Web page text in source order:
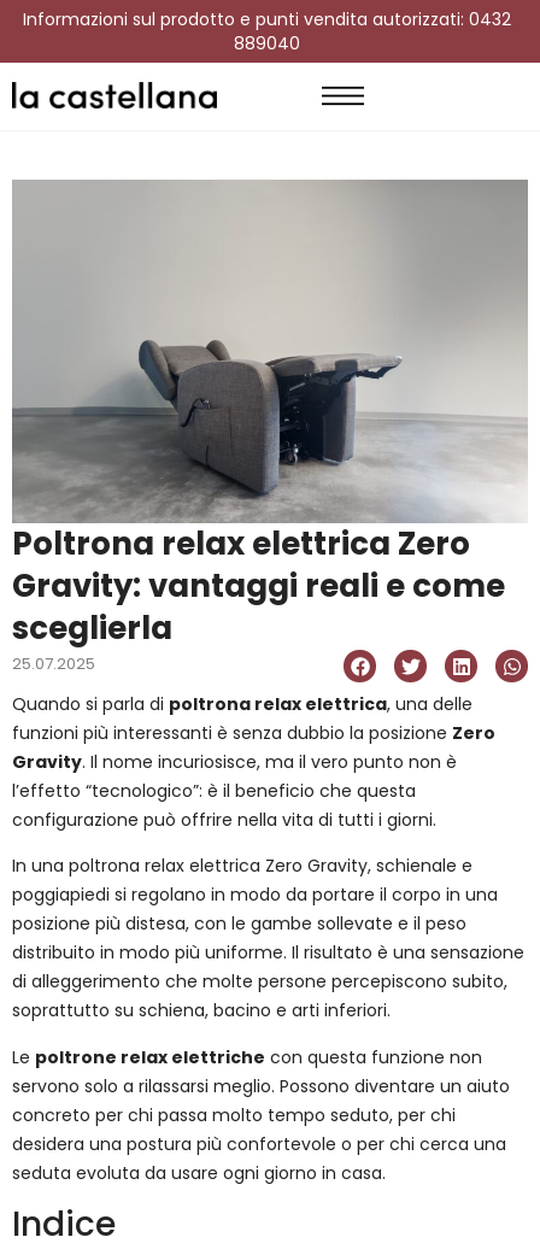
Informazioni sul prodotto e punti vendita autorizzati: 0432
889040
Poltrona relax elettrica Zero
Gravity: vantaggi reali e come
sceglierla
25.07.2025
Quando si parla di poltrona relax elettrica, una delle
funzioni più interessanti è senza dubbio la posizione Zero
Gravity. Il nome incuriosisce, ma il vero punto non è
l’effetto “tecnologico”: è il beneficio che questa
configurazione può offrire nella vita di tutti i giorni.
In una poltrona relax elettrica Zero Gravity, schienale e
poggiapiedi si regolano in modo da portare il corpo in una
posizione più distesa, con le gambe sollevate e il peso
distribuito in modo più uniforme. Il risultato è una sensazione
di alleggerimento che molte persone percepiscono subito,
soprattutto su schiena, bacino e arti inferiori.
Le poltrone relax elettriche con questa funzione non
servono solo a rilassarsi meglio. Possono diventare un aiuto
concreto per chi passa molto tempo seduto, per chi
desidera una postura più confortevole o per chi cerca una
seduta evoluta da usare ogni giorno in casa.
Indice